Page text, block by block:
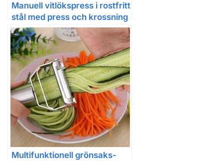
Manuell vitlökspress i rostfritt
stål med press och krossning
Multifunktionell grönsaks-